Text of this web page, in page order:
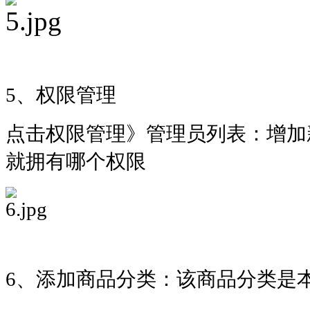
5、 权限管理
点击权限管理》管理员列表：增
就拥有哪个权限
6、添加商品分类：该商品分类是